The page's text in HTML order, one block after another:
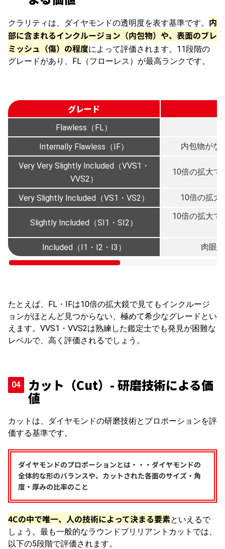
クラリティは、ダイヤモンドの透明度を表す基準です。 内
部に含まれるインクルージョン（内包物）や、表面のブレ
ミッシュ（傷）の程度によって評価されます。11段階の
グレードがあり、FL（フローレス）が最高ランクです。
グレード
Flawless（FL）
Internally Flawless（IF） 内包物がな
Very Very Slightly Included（VVS1・
VVS2）
10倍の拡大で
Very Slightly Included（VS1・VS2） 10倍の拡大
Slightly Included（SI1・SI2）
10倍の拡大で
Included（I1・I2・I3） 肉眼
たとえば、FL・IFは10倍の拡大鏡で見てもインクルージ
ョンがほとんど見つからない、極めて希少なグレードとい
えます。VVS1・VVS2は熟練した鑑定士でも発見が困難な
レベルで、高く評価されるでしょう。
カット（Cut）- 研磨技術による価
値
カットは、ダイヤモンドの研磨技術とプロポーションを評
価する基準です。
ダイヤモンドのプロポーションとは・・・ダイヤモンドの
全体的な形のバランスや、カットされた各面のサイズ・角
度・厚みの比率のこと
4Cの中で唯一、人の技術によって決まる要素といえるで
しょう。最も一般的なラウンドブリリアントカットでは、
以下の5段階で評価されます。